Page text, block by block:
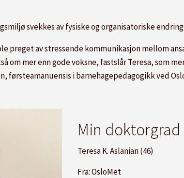
svekkes av fysiske og organisatoriske
preget av stressende kommunikasjon mellom
om mer enn gode voksne, fastslår Teresa, som
førsteamanuensis i barnehagepedagogikk ved
Min doktorgrad
Teresa K. Aslanian (46)
Fra: OsloMet